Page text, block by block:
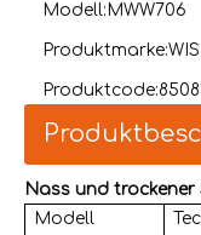
Modell: MWW706
Produktmarke:
Produktcode:
Nass und
Modell